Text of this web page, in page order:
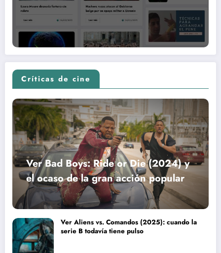
Críticas de cine
Ver Bad Boys: Ride or Die (2024) y
el ocaso de la gran acción popular
Ver Aliens vs. Comandos (2025): cuando la
serie B todavía tiene pulso